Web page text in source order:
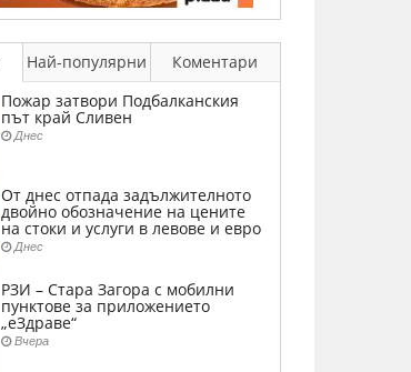
Най-популярни
Коментари
Пожар затвори Подбалканския
път край Сливен
Днес
От днес отпада задължителното
двойно обозначение на цените
на стоки и услуги в левове и евро
Днес
РЗИ – Стара Загора с мобилни
пунктове за приложението
„еЗдраве“
Вчера